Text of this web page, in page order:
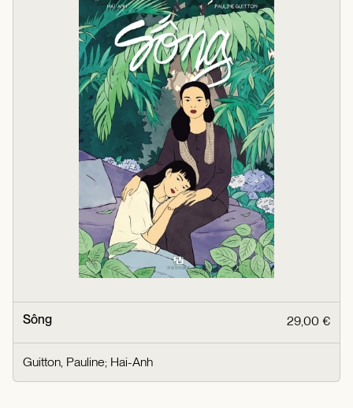
Sông 29,00 €
Guitton, Pauline; Hai-Anh